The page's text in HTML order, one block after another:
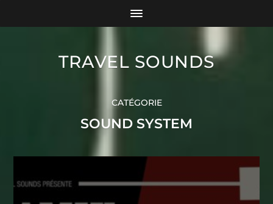
TRAVEL SOUNDS
CATÉGORIE
SOUND SYSTEM